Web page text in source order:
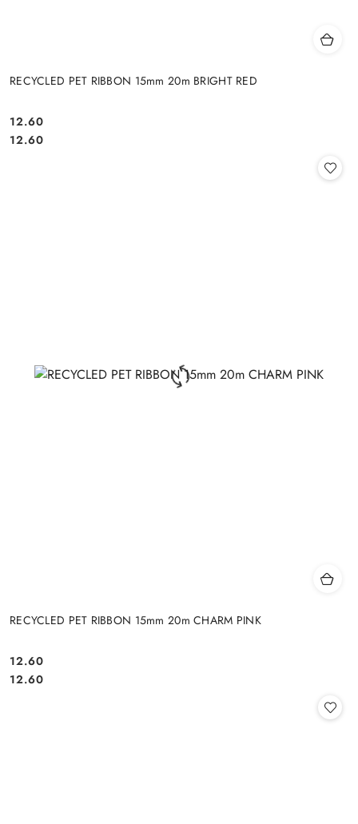
RECYCLED PET RIBBON 15mm 20m BRIGHT RED
Cena:
12.60
Cena:
12.60
RECYCLED PET RIBBON 15mm 20m CHARM PINK
Cena:
12.60
Cena:
12.60